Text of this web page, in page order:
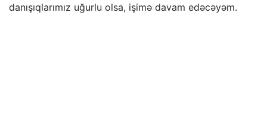
danışıqlarımız uğurlu olsa, işimə davam edəcəyəm.